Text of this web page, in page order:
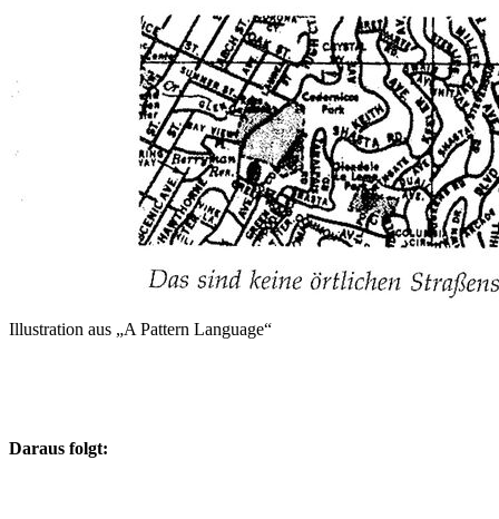
Illustration aus „A Pattern Language“
Daraus folgt: